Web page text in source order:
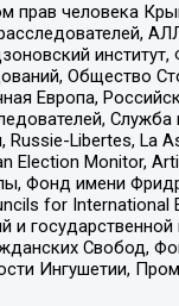
прав человека
Общество
Европа,
Libertes, La
Election Monitor,
Фонд имени
for International
государственной
Свобод,
Ингушетии,